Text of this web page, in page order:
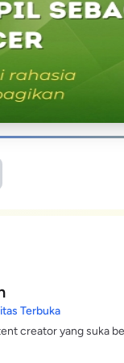
Terbuka
creator yang suka